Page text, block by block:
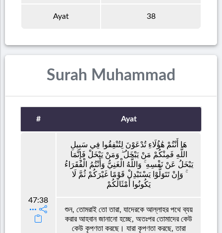
Ayat 38
Surah Muhammad
# Ayat
47:38
هَا أَنْتُمْ هَٰؤُلَاءِ تُدْعَوْنَ لِتُنْفِقُوا فِي سَبِيلِ
اللَّهِ فَمِنْكُمْ مَنْ يَبْخَلُ ۖ وَمَنْ يَبْخَلْ فَإِنَّمَا
يَبْخَلُ عَنْ نَفْسِهِ ۚ وَاللَّهُ الْغَنِيُّ وَأَنْتُمُ الْفُقَرَاءُ
ۚ وَإِنْ تَتَوَلَّوْا يَسْتَبْدِلْ قَوْمًا غَيْرَكُمْ ثُمَّ لَا
يَكُونُوا أَمْثَالَكُمْ
শুন, তোমরাই তো তারা, যাদেরকে আল্লাহর পথে ব্যয়
করার আহবান জানানো হচ্ছে, অতঃপর তোমাদের কেউ
কেউ কৃপণতা করছে। যারা কৃপণতা করছে, তারা